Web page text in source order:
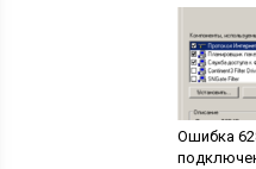
Ошибка